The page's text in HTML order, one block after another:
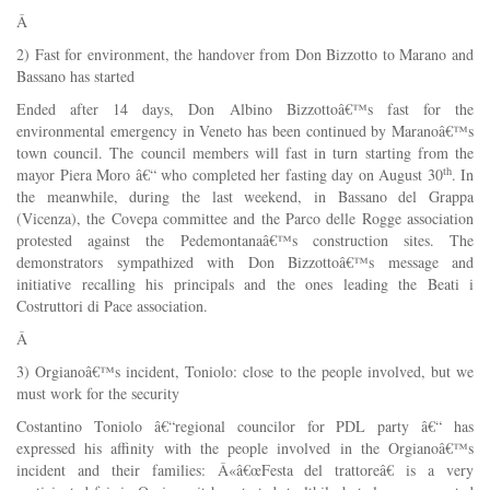
Â
2) Fast for environment, the handover from Don Bizzotto to Marano and
Bassano has started
Ended after 14 days, Don Albino Bizzottoâ€™s fast for the
environmental emergency in Veneto has been continued by Maranoâ€™s
town council. The council members will fast in turn starting from the
mayor Piera Moro â€“ who completed her fasting day on August 30th. In
the meanwhile, during the last weekend, in Bassano del Grappa
(Vicenza), the Covepa committee and the Parco delle Rogge association
protested against the Pedemontanaâ€™s construction sites. The
demonstrators sympathized with Don Bizzottoâ€™s message and
initiative recalling his principals and the ones leading the Beati i
Costruttori di Pace association.
Â
3) Orgianoâ€™s incident, Toniolo: close to the people involved, but we
must work for the security
Costantino Toniolo â€“regional councilor for PDL party â€“ has
expressed his affinity with the people involved in the Orgianoâ€™s
incident and their families: Â«â€œFesta del trattoreâ€ is a very